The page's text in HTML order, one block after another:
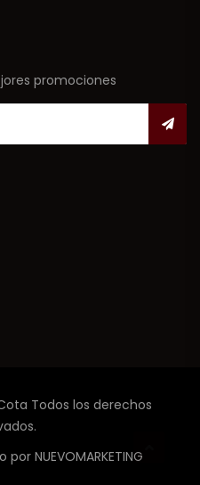
promociones
Todos los derechos
por NUEVOMARKETING